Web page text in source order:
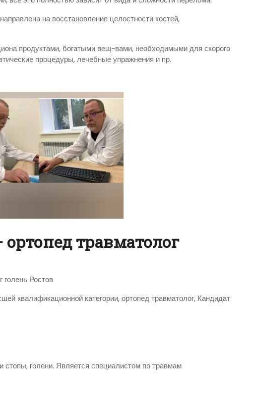
на восстановление целостности костей,
продуктами, богатыми вещ-вами, необходимыми для скорого
процедуры, лечебные упражнения и пр.
травматолог
Ростов
квалификационной категории, ортопед травматолог, Кандидат
стопы, голени. Является специалистом по травмам